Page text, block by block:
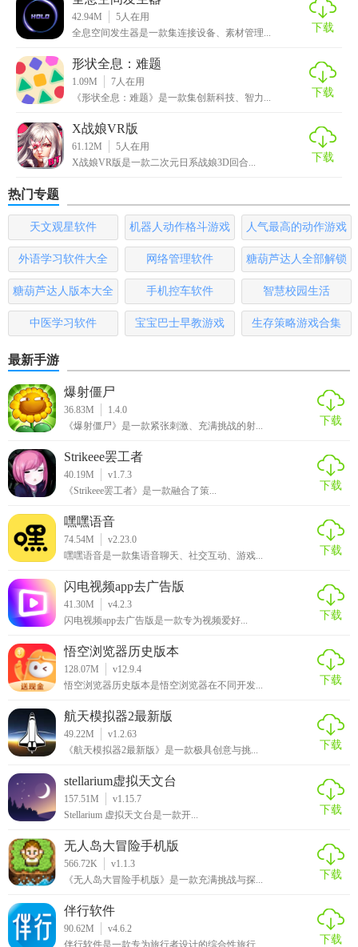
【全息美软件特点】
进行会诊。
2、通过软件可以知道各个医院的基本情况，了解环境非常方
便。
3、对所有医疗费用和挂号费进行清晰统计，支持费用票据直
接查询。
【全息美软件简评】
1、是一款专为人们打造的健康管理服务平台。
2、涵盖了多种健康管理和健康干预服务，满足人们的需要。
42.94M 5人在用
全息空间发生器是一款集连接设备、素材管理...
下载
形状全息：难题
1.09M 7人在用
《形状全息：难题》是一款集创新科技、智力...
下载
X战娘VR版
61.12M 5人在用
X战娘VR版是一款二次元日系战娘3D回合...
下载
热门专题
天文观星软件
机器人动作格斗游戏
大全
人气最高的动作游戏
排行榜
外语学习软件大全 网络管理软件
糖葫芦达人全部解锁
版
糖葫芦达人版本大全 手机控车软件 智慧校园生活
中医学习软件 宝宝巴士早教游戏 生存策略游戏合集
最新手游
爆射僵尸
36.83M
1.4.0
《爆射僵尸》是一款紧张刺激、充满挑战的射...
下载
Strikeee罢工者
40.19M
v1.7.3
《Strikeee罢工者》是一款融合了策...
下载
嘿嘿语音
74.54M
v2.23.0
嘿嘿语音是一款集语音聊天、社交互动、游戏...
下载
闪电视频app去广告版
41.30M
v4.2.3
闪电视频app去广告版是一款专为视频爱好...
下载
悟空浏览器历史版本
128.07M
v12.9.4
悟空浏览器历史版本是悟空浏览器在不同开发...
下载
航天模拟器2最新版
49.22M
v1.2.63
《航天模拟器2最新版》是一款极具创意与挑...
下载
stellarium虚拟天文台
157.51M
v1.15.7
Stellarium 虚拟天文台是一款开...
下载
无人岛大冒险手机版
566.72K
v1.1.3
《无人岛大冒险手机版》是一款充满挑战与探...
下载
伴行软件
90.62M
v4.6.2
下载